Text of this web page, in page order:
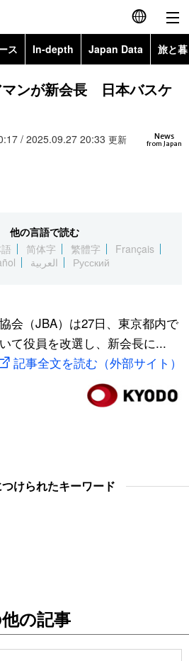
English
简体字
Русский
ス In-depth Japan Data 旅と
Topics
マンが新会長 日本バスケ
News
from Japan
/ 2025.09.27 20:33 更新
他の言語で読む
简体字 繁體字
Français
العربية Русский
会（JBA）は27日、東京都内で
て役員を改選し、新会長に...
記事全文を読む（外部サイト）
けられたキーワード
の記事